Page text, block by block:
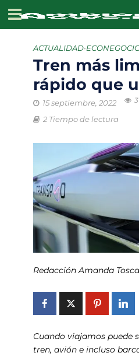
ACTUALIDAD•
Tren más
rápido que
15 septiembre, 2022
2 Tiempo de lectura
Redacción Amanda
Cuando viajamos puede
tren, avión e incluso